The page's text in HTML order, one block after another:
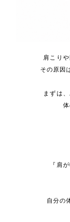
肩こり
その原因
まずは
『肩
自分の